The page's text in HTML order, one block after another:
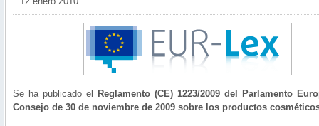
Se ha publicado el
Reglamento (CE) 1223/2009 del Parlamento
Consejo de 30 de noviembre de 2009 sobre los productos